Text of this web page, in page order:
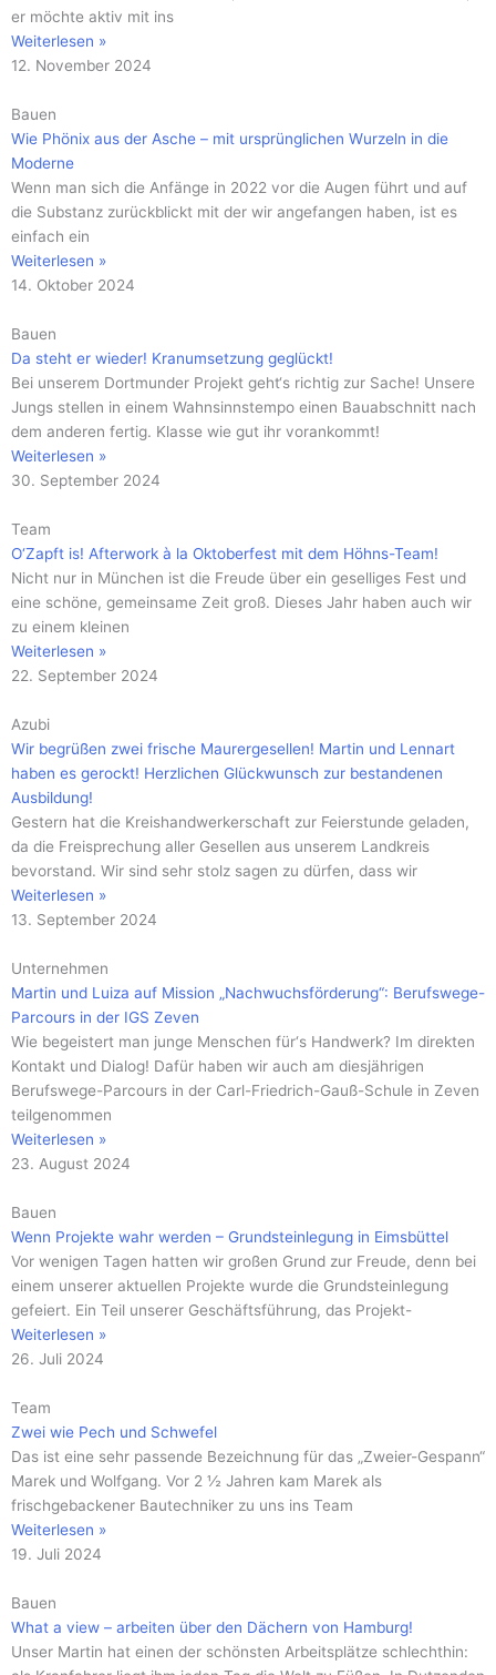
er möchte aktiv mit ins
Weiterlesen »
12. November 2024
Bauen
Wie Phönix aus der Asche – mit ursprünglichen Wurzeln in die
Moderne
Wenn man sich die Anfänge in 2022 vor die Augen führt und auf
die Substanz zurückblickt mit der wir angefangen haben, ist es
einfach ein
Weiterlesen »
14. Oktober 2024
Bauen
Da steht er wieder! Kranumsetzung geglückt!
Bei unserem Dortmunder Projekt geht‘s richtig zur Sache! Unsere
Jungs stellen in einem Wahnsinnstempo einen Bauabschnitt nach
dem anderen fertig. Klasse wie gut ihr vorankommt!
Weiterlesen »
30. September 2024
Team
O‘Zapft is! Afterwork à la Oktoberfest mit dem Höhns-Team!
Nicht nur in München ist die Freude über ein geselliges Fest und
eine schöne, gemeinsame Zeit groß. Dieses Jahr haben auch wir
zu einem kleinen
Weiterlesen »
22. September 2024
Azubi
Wir begrüßen zwei frische Maurergesellen! Martin und Lennart
haben es gerockt! Herzlichen Glückwunsch zur bestandenen
Ausbildung!
Gestern hat die Kreishandwerkerschaft zur Feierstunde geladen,
da die Freisprechung aller Gesellen aus unserem Landkreis
bevorstand. Wir sind sehr stolz sagen zu dürfen, dass wir
Weiterlesen »
13. September 2024
Unternehmen
Martin und Luiza auf Mission „Nachwuchsförderung“: Berufswege-
Parcours in der IGS Zeven
Wie begeistert man junge Menschen für‘s Handwerk? Im direkten
Kontakt und Dialog! Dafür haben wir auch am diesjährigen
Berufswege-Parcours in der Carl-Friedrich-Gauß-Schule in Zeven
teilgenommen
Weiterlesen »
23. August 2024
Bauen
Wenn Projekte wahr werden – Grundsteinlegung in Eimsbüttel
Vor wenigen Tagen hatten wir großen Grund zur Freude, denn bei
einem unserer aktuellen Projekte wurde die Grundsteinlegung
gefeiert. Ein Teil unserer Geschäftsführung, das Projekt-
Weiterlesen »
26. Juli 2024
Team
Zwei wie Pech und Schwefel
Das ist eine sehr passende Bezeichnung für das „Zweier-Gespann“
Marek und Wolfgang. Vor 2 ½ Jahren kam Marek als
frischgebackener Bautechniker zu uns ins Team
Weiterlesen »
19. Juli 2024
Bauen
What a view – arbeiten über den Dächern von Hamburg!
Unser Martin hat einen der schönsten Arbeitsplätze schlechthin: